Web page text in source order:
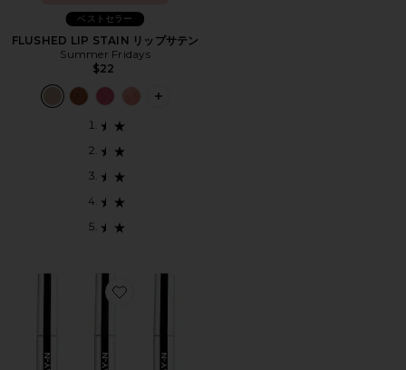
ベストセラー
FLUSHED LIP STAIN リップサテン
Summer Fridays
$22
PLUS ICON TO SEE MORE OPTIONS
Favorite LIP LINER STAY-N BESTSELLER BUNDLE リ